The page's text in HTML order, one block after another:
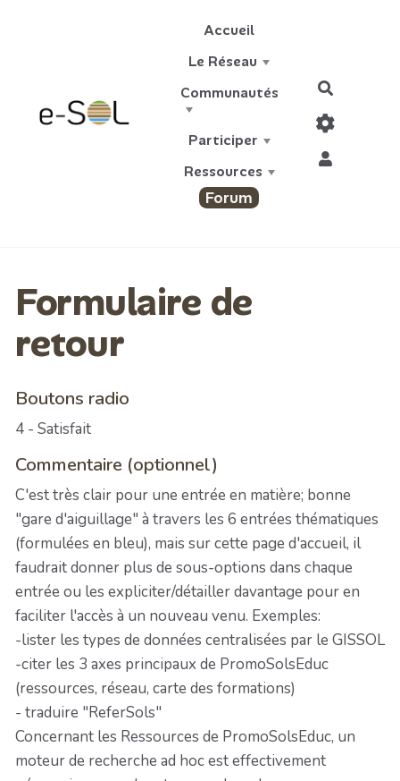
Accueil
Le Réseau
Communautés
Participer
Ressources
Forum
Formulaire de
retour
Boutons radio
4 - Satisfait
Commentaire (optionnel)
C'est très clair pour une entrée en matière; bonne
"gare d'aiguillage" à travers les 6 entrées thématiques
(formulées en bleu), mais sur cette page d'accueil, il
faudrait donner plus de sous-options dans chaque
entrée ou les expliciter/détailler davantage pour en
faciliter l'accès à un nouveau venu. Exemples:
-lister les types de données centralisées par le GISSOL
-citer les 3 axes principaux de PromoSolsEduc
(ressources, réseau, carte des formations)
- traduire "ReferSols"
Concernant les Ressources de PromoSolsEduc, un
moteur de recherche ad hoc est effectivement